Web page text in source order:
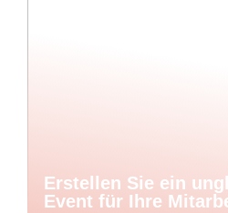
Erstellen Sie ein
Event für Ihre